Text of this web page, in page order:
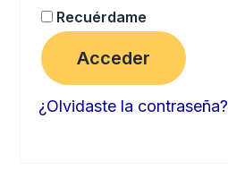
Recuérdame
Acceder
¿Olvidaste la contraseña?